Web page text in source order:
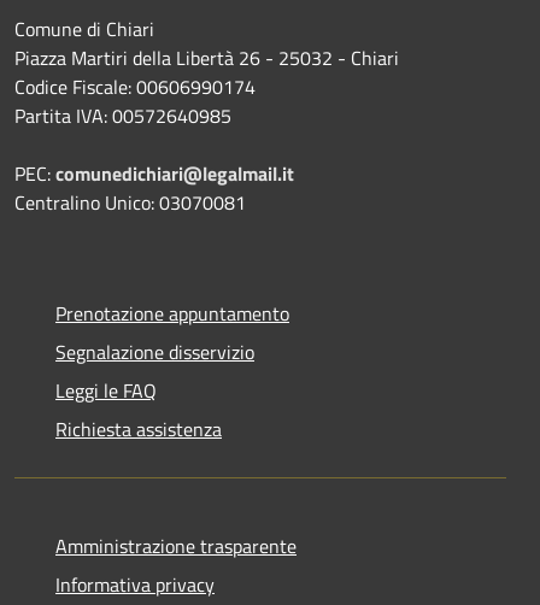
Comune di Chiari
Piazza Martiri della Libertà 26 - 25032 - Chiari
Codice Fiscale: 00606990174
Partita IVA: 00572640985
PEC:comunedichiari@legalmail.it
Centralino Unico: 03070081
Prenotazione appuntamento
Segnalazione disservizio
Leggi le FAQ
Richiesta assistenza
Amministrazione trasparente
Informativa privacy